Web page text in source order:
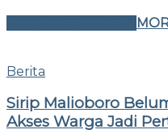
Berita
Sirip Malioboro
Akses Warga Jadi